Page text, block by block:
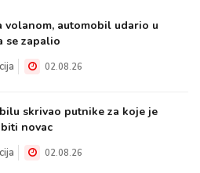
volanom, automobil udario u
se zapalio
02.08.26
skrivao putnike za koje je
novac
02.08.26